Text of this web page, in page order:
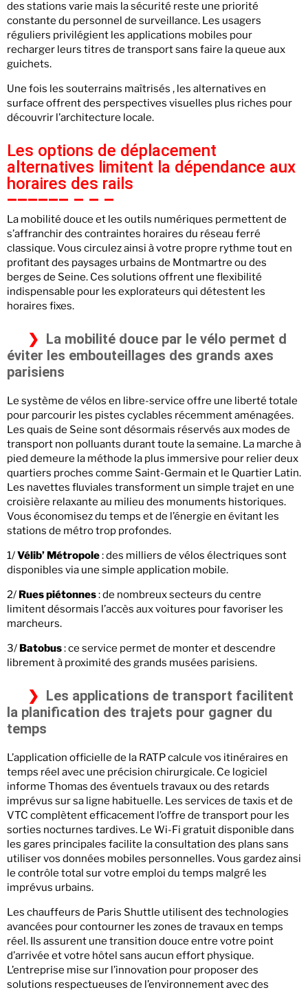
des stations varie mais la sécurité reste une priorité
constante du personnel de surveillance. Les usagers
réguliers privilégient les applications mobiles pour
recharger leurs titres de transport sans faire la queue aux
guichets.
Une fois les souterrains maîtrisés , les alternatives en
surface offrent des perspectives visuelles plus riches pour
découvrir l’architecture locale.
Les options de déplacement
alternatives limitent la dépendance aux
horaires des rails
La mobilité douce et les outils numériques permettent de
s’affranchir des contraintes horaires du réseau ferré
classique. Vous circulez ainsi à votre propre rythme tout en
profitant des paysages urbains de Montmartre ou des
berges de Seine. Ces solutions offrent une flexibilité
indispensable pour les explorateurs qui détestent les
horaires fixes.
La mobilité douce par le vélo permet d
éviter les embouteillages des grands axes
parisiens
Le système de vélos en libre-service offre une liberté totale
pour parcourir les pistes cyclables récemment aménagées.
Les quais de Seine sont désormais réservés aux modes de
transport non polluants durant toute la semaine. La marche à
pied demeure la méthode la plus immersive pour relier deux
quartiers proches comme Saint-Germain et le Quartier Latin.
Les navettes fluviales transforment un simple trajet en une
croisière relaxante au milieu des monuments historiques.
Vous économisez du temps et de l’énergie en évitant les
stations de métro trop profondes.
1/Vélib’ Métropole: des milliers de vélos électriques sont
disponibles via une simple application mobile.
2/ Rues piétonnes: de nombreux secteurs du centre
limitent désormais l’accès aux voitures pour favoriser les
marcheurs.
3/ Batobus: ce service permet de monter et descendre
librement à proximité des grands musées parisiens.
Les applications de transport facilitent
la planification des trajets pour gagner du
temps
L’application officielle de la RATP calcule vos itinéraires en
temps réel avec une précision chirurgicale. Ce logiciel
informe Thomas des éventuels travaux ou des retards
imprévus sur sa ligne habituelle. Les services de taxis et de
VTC complètent efficacement l’offre de transport pour les
sorties nocturnes tardives. Le Wi-Fi gratuit disponible dans
les gares principales facilite la consultation des plans sans
utiliser vos données mobiles personnelles. Vous gardez ainsi
le contrôle total sur votre emploi du temps malgré les
imprévus urbains.
Les chauffeurs de Paris Shuttle utilisent des technologies
avancées pour contourner les zones de travaux en temps
réel. Ils assurent une transition douce entre votre point
d’arrivée et votre hôtel sans aucun effort physique.
L’entreprise mise sur l’innovation pour proposer des
solutions respectueuses de l’environnement avec des